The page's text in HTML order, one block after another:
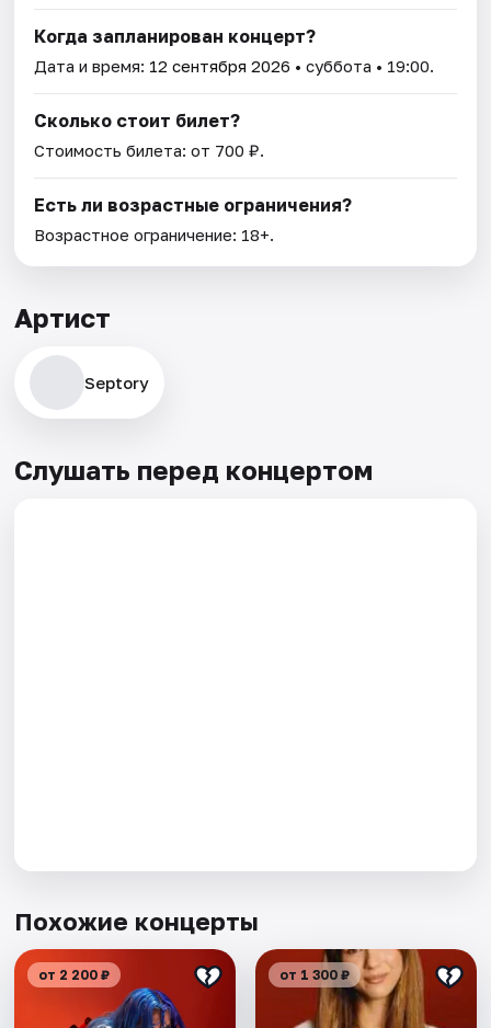
Когда запланирован концерт?
Дата и время: 12 сентября 2026 • суббота • 19:00.
Сколько стоит билет?
Стоимость билета: от 700 ₽.
Есть ли возрастные ограничения?
Возрастное ограничение: 18+.
Артист
Septory
Слушать перед концертом
Похожие концерты
от 2 200 ₽ от 1 300 ₽